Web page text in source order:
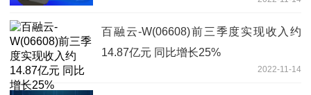
百融云-W(06608)前三季度实现收入约
14.87亿元 同比增长25%
2022-11-14